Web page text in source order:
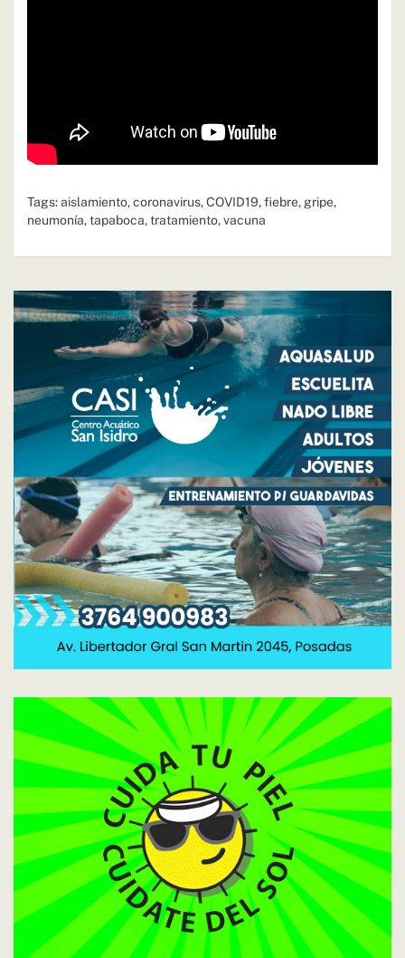
Tags:aislamiento,coronavirus,COVID19,fiebre, gripe,
neumonía,tapaboca,tratamiento,vacuna